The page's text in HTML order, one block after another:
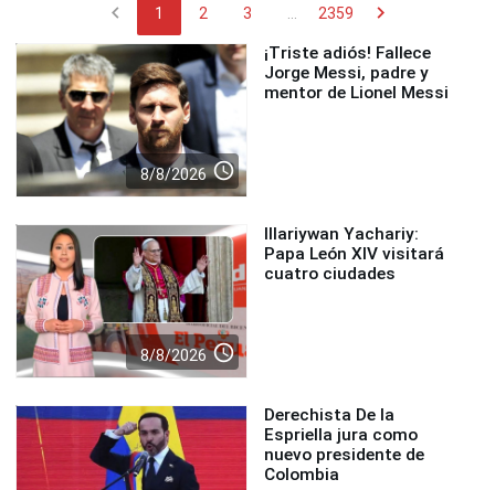
chevron_left 1 2 3 2359 chevron_right
8/8/2026 access_time
¡Triste adiós! Fallece
Jorge Messi, padre y
mentor de Lionel Messi
8/8/2026 access_time
Illariywan Yachariy:
Papa León XIV visitará
cuatro ciudades
Derechista De la
Espriella jura como
nuevo presidente de
Colombia